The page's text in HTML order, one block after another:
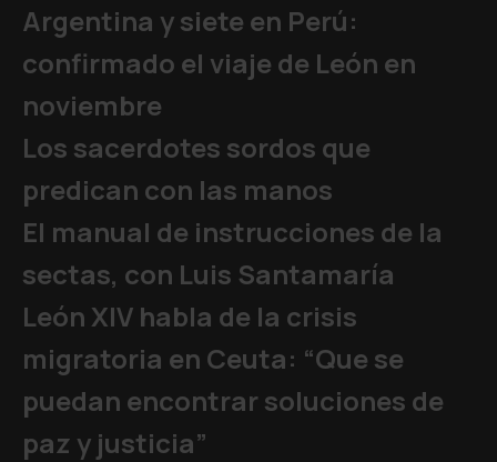
Argentina y siete en Perú:
confirmado el viaje de León en
noviembre
Los sacerdotes sordos que
predican con las manos
El manual de instrucciones de la
sectas, con Luis Santamaría
León XIV habla de la crisis
migratoria en Ceuta: “Que se
puedan encontrar soluciones de
paz y justicia”